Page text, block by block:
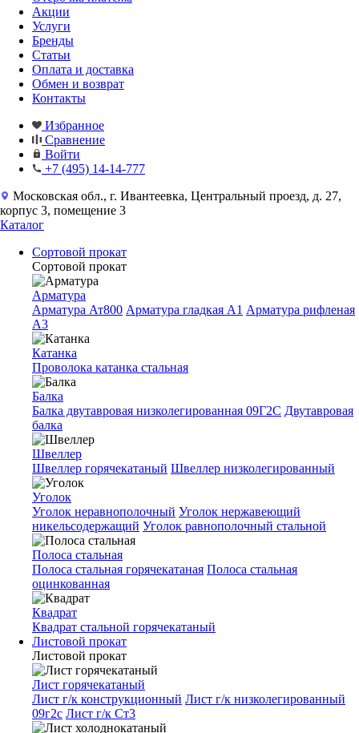
Акции
Услуги
Бренды
Статьи
Оплата и доставка
Обмен и возврат
Контакты
Избранное
Сравнение
Войти
+7 (495) 14-14-777
Московская обл., г. Ивантеевка, Центральный проезд, д. 27,
корпус 3, помещение 3
Каталог
Сортовой прокат
Сортовой прокат
Арматура
Арматура Ат800 Арматура гладкая A1 Арматура рифленая
A3
Катанка
Проволока катанка стальная
Балка
Балка двутавровая низколегированная 09Г2С Двутавровая
балка
Швеллер
Швеллер горячекатаный Швеллер низколегированный
Уголок
Уголок неравнополочный Уголок нержавеющий
никельсодержащий Уголок равнополочный стальной
Полоса стальная
Полоса стальная горячекатаная Полоса стальная
оцинкованная
Квадрат
Квадрат стальной горячекатаный
Листовой прокат
Листовой прокат
Лист горячекатаный
Лист г/к конструкционный Лист г/к низколегированный
09г2с Лист г/к Ст3